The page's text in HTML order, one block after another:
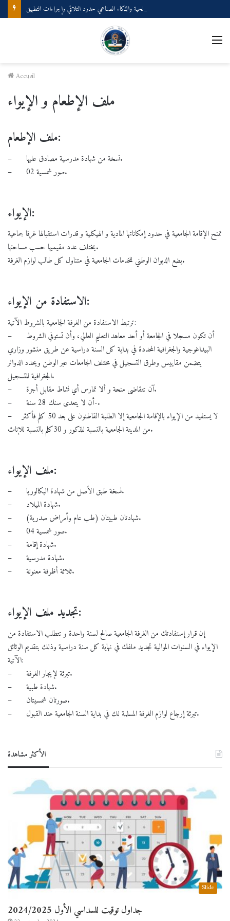
ملتقى وطني بعنوان: المصطلحية والذكاء الصناعي حدود التلاقي وإجراءات التطبيق
Accueil
ملف الإطعام و الإيواء
ملف الإطعام:
– نسخة من شهادة مدرسية مصادق عليها.
– 02 صور شمسية.
الإيواء:
تمنح الإقامة الجامعية في حدود إمكاناتها المادية و الهيكلية و قدرات استقبالها غرفا جماعية
يختلف عدد مقيميها حسب مساحتها.
يضع الديوان الوطني للخدمات الجامعية في متناول كل طالب لوازم الغرفة.
الاستفادة من الإيواء:
ترتبط الاستفادة من الغرفة الجامعية بالشروط الآتية:
– أن تكون مسجلا في الجامعة أو أحد معاهد التعليم العالي، وأن تستوفي الشروط
البيداغوجية والجغرافية المحددة في بداية كل السنة دراسية عن طريق منشور وزاري
يتضمن مقاييس وطرق التسجيل في مختلف الجامعات عبر الوطن ويحدد الدوائر
الجغرافية للتسجيل.
– آن تتقاضى منحة و ألا تمارس أي نشاط مقابل أجرة.
– أن لا يتعدى سنك 28 سنة-.
– لا يستفيد من الإيواء بالإقامة الجامعية إلا الطلبة القاطنون على بعد 50 كلم فأكثر
من المدينة الجامعية بالنسبة للذكور و 30كلم بالنسبة للإناث.
ملف الإيواء:
– نسخة طبق الأصل من شهادة البكالوريا.
– شهادة الميلاد.
– شهادتان طبيتان (طب عام وأمراض صدرية).
– 04 صور شمسية.
– شهادة إقامة.
– شهادة مدرسية.
– ثلاثة أظرفة معنونة.
تجديد ملف الإيواء:
إن قرار إستفادتك من الغرفة الجامعية صالح لسنة واحدة و تتطلب الاستفادة من
الإيواء في السنوات الموالية تجديد ملفك في نهاية كل سنة دراسية وذلك بتقديم الوثائق
الآتية:
– تبرئة لإيجار الغرفة.
– شهادة طبية.
– صورتان شمسيتان.
– تبرئة إرجاع لوازم الغرفة المسلمة لك في بداية السنة الجامعية عند القبول.
الأكثر مشاهدة
Slide
جداول توقيت للسداسي الأول 2024/2025